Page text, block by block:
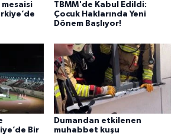
mesaisi
TBMM'de Kabul Edildi:
Çocuk Haklarında Yeni
Dönem Başlıyor!
Bir
Dumandan etkilenen
muhabbet kuşu